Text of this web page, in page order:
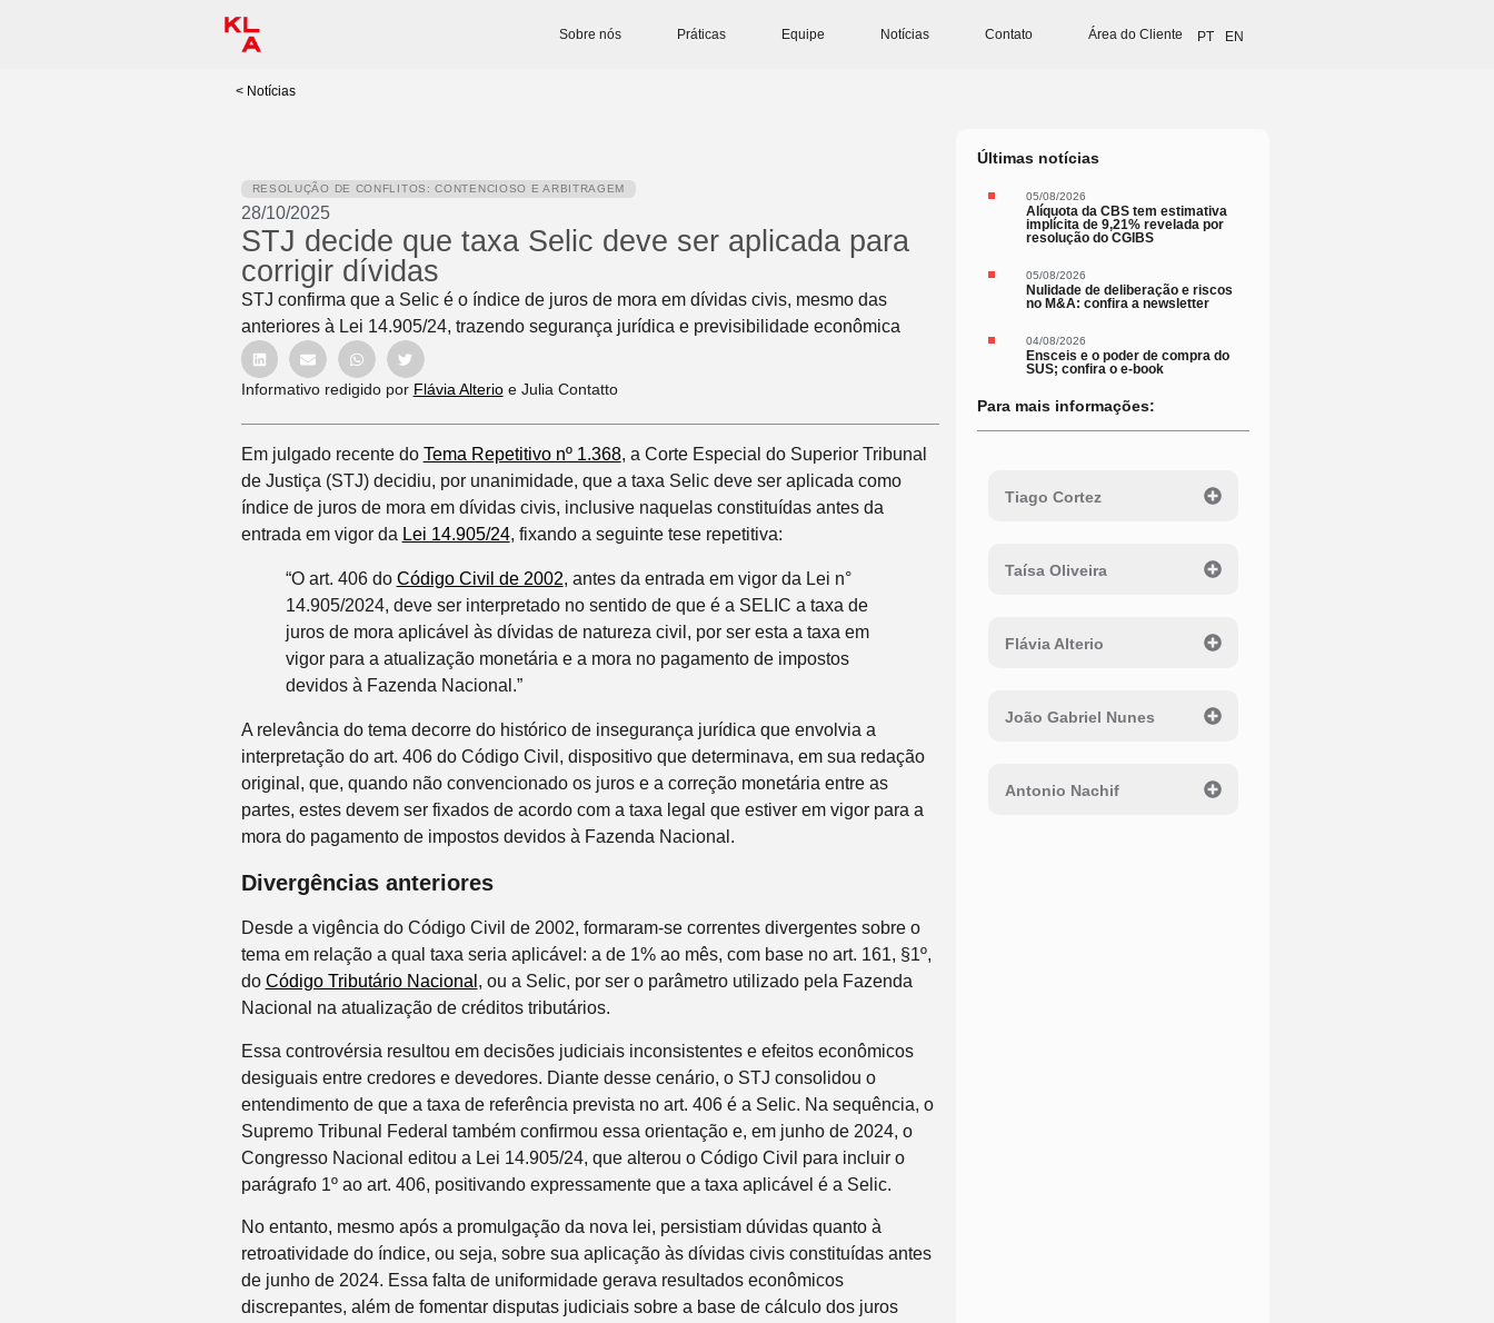
Sobre nós Práticas Equipe Notícias Contato Área do Cliente PT EN
< Notícias
RESOLUÇÃO DE CONFLITOS: CONTENCIOSO E ARBITRAGEM
28/10/2025
STJ decide que taxa Selic deve ser aplicada para
corrigir dívidas
STJ confirma que a Selic é o índice de juros de mora em dívidas civis, mesmo das
anteriores à Lei 14.905/24, trazendo segurança jurídica e previsibilidade econômica
Informativo redigido por Flávia Alterioe Julia Contatto
Em julgado recente do Tema Repetitivo nº 1.368, a Corte Especial do Superior Tribunal
de Justiça (STJ) decidiu, por unanimidade, que a taxa Selic deve ser aplicada como
índice de juros de mora em dívidas civis, inclusive naquelas constituídas antes da
entrada em vigor da Lei 14.905/24, fixando a seguinte tese repetitiva:
“O art. 406 do Código Civil de 2002, antes da entrada em vigor da Lei n°
14.905/2024, deve ser interpretado no sentido de que é a SELIC a taxa de
juros de mora aplicável às dívidas de natureza civil, por ser esta a taxa em
vigor para a atualização monetária e a mora no pagamento de impostos
devidos à Fazenda Nacional.”
A relevância do tema decorre do histórico de insegurança jurídica que envolvia a
interpretação do art. 406 do Código Civil, dispositivo que determinava, em sua redação
original, que, quando não convencionado os juros e a correção monetária entre as
partes, estes devem ser fixados de acordo com a taxa legal que estiver em vigor para a
mora do pagamento de impostos devidos à Fazenda Nacional.
Divergências anteriores
Desde a vigência do Código Civil de 2002, formaram-se correntes divergentes sobre o
tema em relação a qual taxa seria aplicável: a de 1% ao mês, com base no art. 161, §1º,
do Código Tributário Nacional , ou a Selic, por ser o parâmetro utilizado pela Fazenda
Nacional na atualização de créditos tributários.
Essa controvérsia resultou em decisões judiciais inconsistentes e efeitos econômicos
desiguais entre credores e devedores. Diante desse cenário, o STJ consolidou o
entendimento de que a taxa de referência prevista no art. 406 é a Selic. Na sequência, o
Supremo Tribunal Federal também confirmou essa orientação e, em junho de 2024, o
Congresso Nacional editou a Lei 14.905/24, que alterou o Código Civil para incluir o
parágrafo 1º ao art. 406, positivando expressamente que a taxa aplicável é a Selic.
No entanto, mesmo após a promulgação da nova lei, persistiam dúvidas quanto à
retroatividade do índice, ou seja, sobre sua aplicação às dívidas civis constituídas antes
de junho de 2024. Essa falta de uniformidade gerava resultados econômicos
discrepantes, além de fomentar disputas judiciais sobre a base de cálculo dos juros
Últimas notícias
05/08/2026
Alíquota da CBS tem estimativa
implícita de 9,21% revelada por
resolução do CGIBS
05/08/2026
Nulidade de deliberação e riscos
no M&A: confira a newsletter
04/08/2026
Ensceis e o poder de compra do
SUS; confira o e-book
Para mais informações:
Tiago Cortez
Taísa Oliveira
Flávia Alterio
João Gabriel Nunes
Antonio Nachif